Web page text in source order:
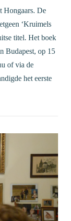
Hongaars. De
‘Kruimels
titel. Het boek
Budapest, op 15
of via de
het eerste